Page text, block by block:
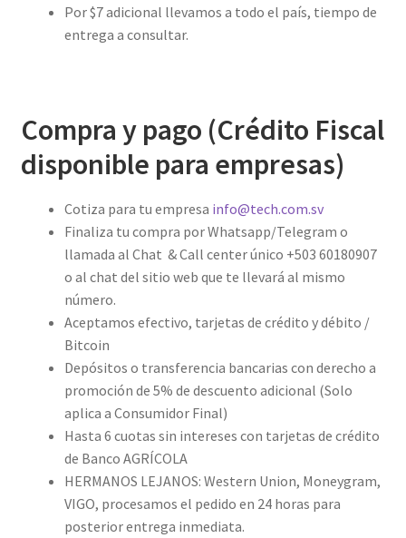
Por $7 adicional llevamos a todo el país, tiempo de
entrega a consultar.
Compra y pago (Crédito Fiscal
disponible para empresas)
Cotiza para tu empresa info@tech.com.sv
Finaliza tu compra por Whatsapp/Telegram o
llamada al Chat & Call center único +503 60180907
o al chat del sitio web que te llevará al mismo
número.
Aceptamos efectivo, tarjetas de crédito y débito /
Bitcoin
Depósitos o transferencia bancarias con derecho a
promoción de 5% de descuento adicional (Solo
aplica a Consumidor Final)
Hasta 6 cuotas sin intereses con tarjetas de crédito
de Banco AGRÍCOLA
HERMANOS LEJANOS: Western Union, Moneygram,
VIGO, procesamos el pedido en 24 horas para
posterior entrega inmediata.